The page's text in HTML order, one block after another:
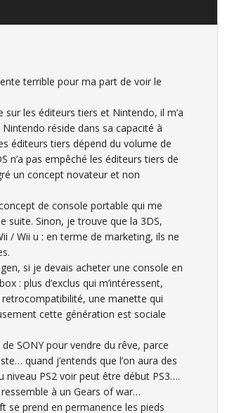
terrible pour ma part de voir le
sur les éditeurs tiers et Nintendo, il m’a
réside dans sa capacité à
éditeurs tiers dépend du volume de
n’a pas empêché les éditeurs tiers de
un concept novateur et non
de console portable qui me
suite. Sinon, je trouve que la 3DS,
/ Wii u : en terme de marketing, ils ne
si je devais acheter une console en
: plus d’exclus qui m’intéressent,
une manette qui
cette génération est sociale
SONY pour vendre du rêve, parce
quand j’entends que l’on aura des
niveau PS2 voir peut être début PS3….
à un Gears of war…
se prend en permanence les pieds